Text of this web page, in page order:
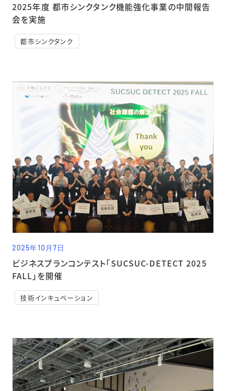
都市シンクタンク
2025年度 都市シンクタンク機能強化事業の中間報告
会を実施
2025年10月7日
技術インキュベーション
ビジネスプランコンテスト「SUCSUC-DETECT 2025
FALL」を開催